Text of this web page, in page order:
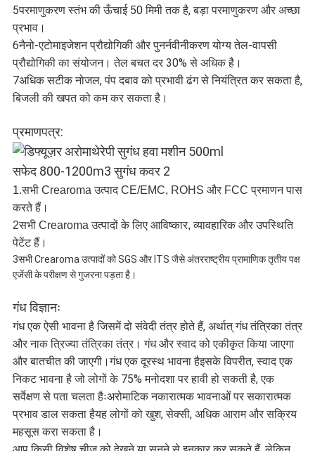
5परमाणुकरण स्तंभ की ऊँचाई 50 मिमी तक है, बड़ा परमाणुकरण और अच्छा
प्रभाव।
6नैनो-एटोमाइजेशन प्रौद्योगिकी और पुनर्नवीनीकरण योग्य तेल-वापसी
प्रौद्योगिकी का संयोजन। तेल बचत दर 30% से अधिक है।
7अधिक सटीक नोजल, पंप दबाव को प्रभावी ढंग से नियंत्रित कर सकता है,
बिजली की खपत को कम कर सकता है।
प्रमाणपत्र:
1.सभी Crearoma उत्पाद CE/EMC, ROHS और FCC प्रमाणन पास
करते हैं।
2सभी Crearoma उत्पादों के लिए आविष्कार, व्यावहारिक और उपस्थिति
पेटेंट हैं।
3सभी Crearoma उत्पादों को SGS और ITS जैसे अंतरराष्ट्रीय प्रामाणिक तृतीय पक्ष
एजेंसी के परीक्षण से गुजरना पड़ता है।
गंध विज्ञानः
गंध एक ऐसी भावना है जिसमें दो संवेदी तंत्र होते हैं, अर्थात् गंध तंत्रिका तंत्र
और नाक त्रिज्या तंत्रिका तंत्र। गंध और स्वाद को एकीकृत किया जाएगा
और बातचीत की जाएगी।गंध एक दूरस्थ भावना हैइसके विपरीत, स्वाद एक
निकट भावना है जो लोगों के 75% मनोदशा पर हावी हो सकती है, एक
सर्वेक्षण से पता चलता हैःअरोमाटिक नकारात्मक भावनाओं पर सकारात्मक
प्रभाव डाल सकता हैयह लोगों को खुश, सेक्सी, अधिक आराम और सक्रिय
महसूस करा सकता है।